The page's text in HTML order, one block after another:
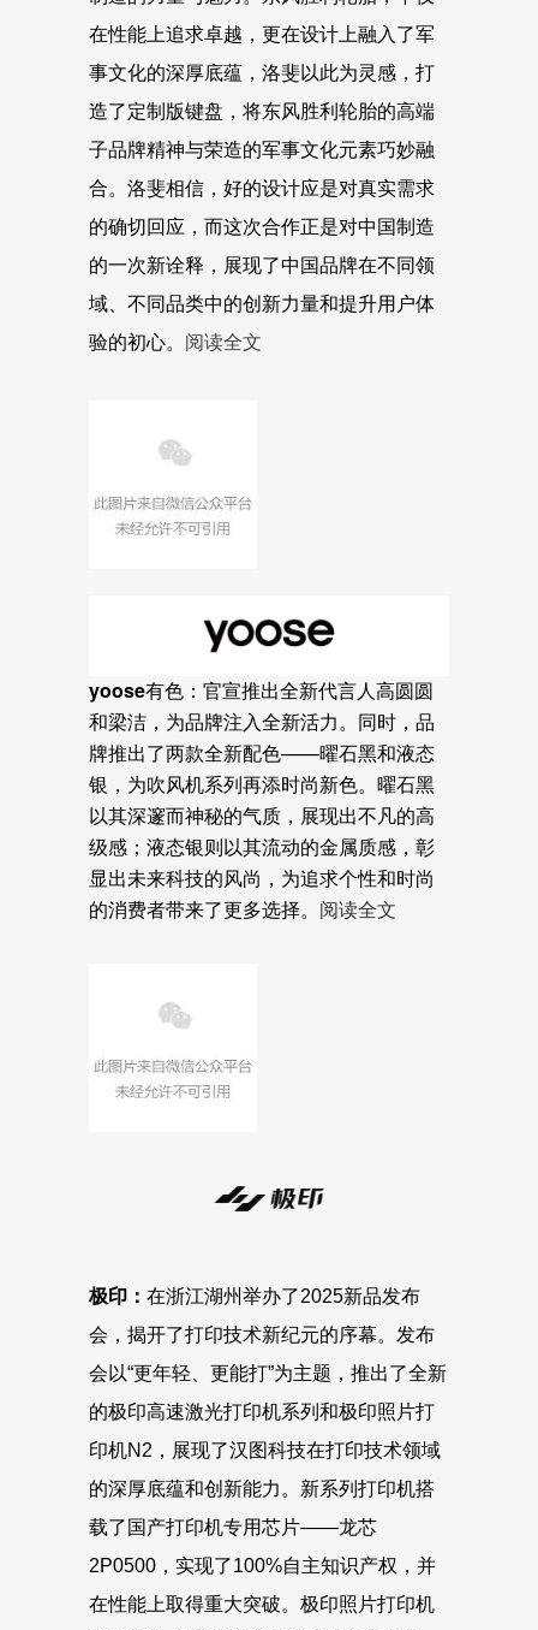
在性能上追求卓越，更在设计上融入了军
事文化的深厚底蕴，洛斐以此为灵感，打
造了定制版键盘，将东风胜利轮胎的高端
子品牌精神与荣造的军事文化元素巧妙融
合。洛斐相信，好的设计应是对真实需求
的确切回应，而这次合作正是对中国制造
的一次新诠释，展现了中国品牌在不同领
域、不同品类中的创新力量和提升用户体
验的初心。 阅读全文
yoose有色： 官宣推出全新代言人高圆圆
和梁洁，为品牌注入全新活力。同时，品
牌推出了两款全新配色——曜石黑和液态
银，为吹风机系列再添时尚新色。曜石黑
以其深邃而神秘的气质，展现出不凡的高
级感；液态银则以其流动的金属质感，彰
显出未来科技的风尚，为追求个性和时尚
的消费者带来了更多选择。 阅读全文
极印： 在浙江湖州举办了2025新品发布
会，揭开了打印技术新纪元的序幕。发布
会以“更年轻、更能打”为主题，推出了全新
的极印高速激光打印机系列和极印照片打
印机N2，展现了汉图科技在打印技术领域
的深厚底蕴和创新能力。新系列打印机搭
载了国产打印机专用芯片——龙芯
2P0500，实现了100%自主知识产权，并
在性能上取得重大突破。极印照片打印机